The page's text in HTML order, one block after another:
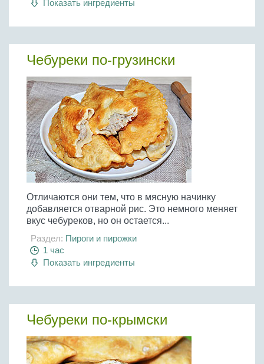
Бобовые
Крупы
Показать ингредиенты
Чебуреки по-грузински
Отличаются они тем, что в мясную начинку
добавляется отварной рис. Это немного меняет
вкус чебуреков, но он остается...
Раздел: Пироги и пирожки
1 час
Показать ингредиенты
Чебуреки по-крымски